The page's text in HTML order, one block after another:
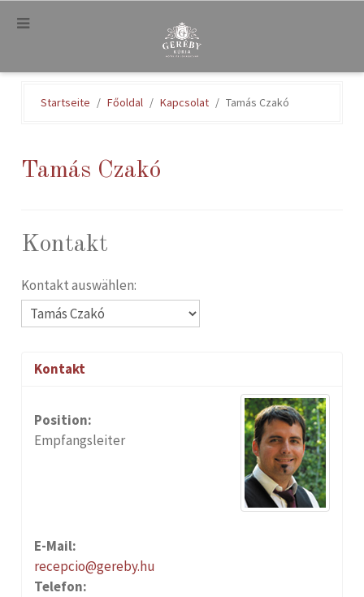
.
Startseite Főoldal Kapcsolat Tamás Czakó
Tamás Czakó
Kontakt
Kontakt auswählen:
Kontakt
Position:
Empfangsleiter
E-Mail:
recepcio@gereby.hu
Telefon: